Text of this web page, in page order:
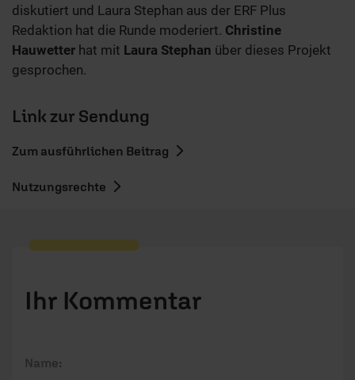
diskutiert und Laura Stephan aus der ERF Plus
Redaktion hat die Runde moderiert. Christine
Hauwetter hat mit Laura Stephan über dieses Projekt
gesprochen.
Link zur Sendung
Zum ausführlichen Beitrag
Nutzungsrechte
Ihr Kommentar
Name: